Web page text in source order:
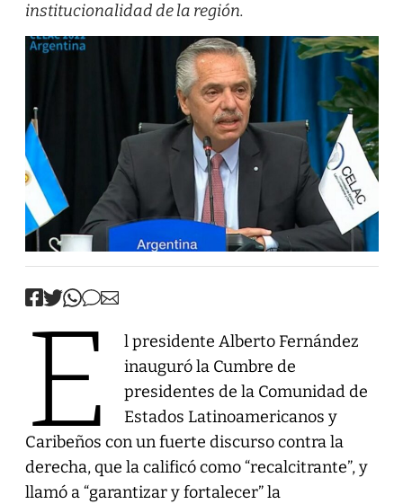
institucionalidad de la región.
E
l presidente Alberto Fernández
inauguró la Cumbre de
presidentes de la Comunidad de
Estados Latinoamericanos y
Caribeños con un fuerte discurso contra la
derecha, que la calificó como “recalcitrante”, y
llamó a “garantizar y fortalecer” la